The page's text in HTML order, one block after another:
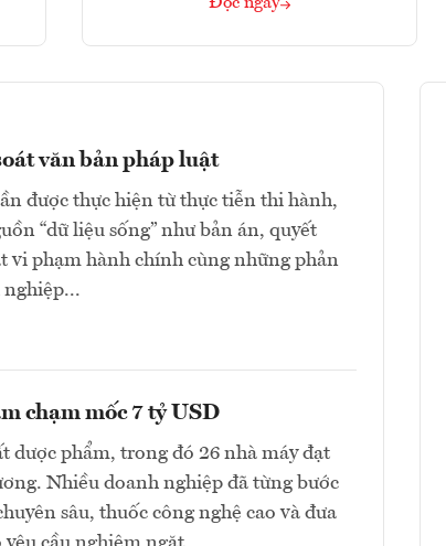
văn bản pháp luật
được thực hiện từ thực tiễn thi hành,
“dữ liệu sống” như bản án, quyết
vi phạm hành chính cùng những phản
chạm mốc 7 tỷ USD
dược phẩm, trong đó 26 nhà máy đạt
Nhiều doanh nghiệp đã từng bước
sâu, thuốc công nghệ cao và đưa